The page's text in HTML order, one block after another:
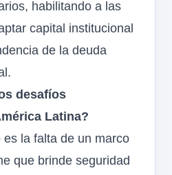
habilitando a las
capital institucional
de la deuda
desafíos
Latina?
la falta de un marco
que brinde seguridad